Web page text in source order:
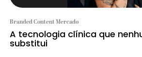
Branded Content Mercado
A tecnologia clínica que
substitui